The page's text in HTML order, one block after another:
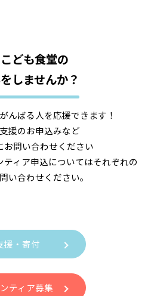
ども食堂の
しませんか？
んばる人を応援できます！
援のお申込みなど
お問い合わせください
ィア申込についてはそれぞれの
い合わせください。
援・寄付
ティア募集